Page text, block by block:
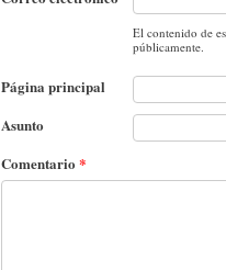
El contenido de
públicamente.
Página principal
Asunto
Comentario *